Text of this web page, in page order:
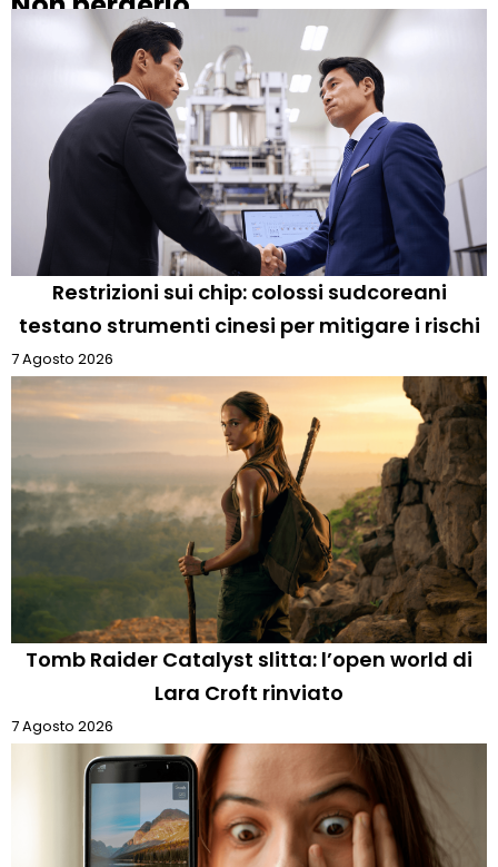
Restrizioni sui chip: colossi sudcoreani
testano strumenti cinesi per mitigare i rischi
7 Agosto 2026
Tomb Raider Catalyst slitta: l’open world di
Lara Croft rinviato
7 Agosto 2026